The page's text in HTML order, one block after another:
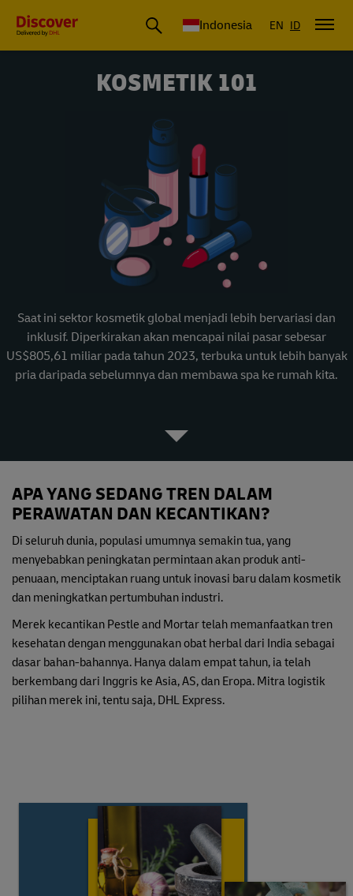
DHL Express Indonesia Indonesia EN ID
KOSMETIK 101
Saat ini sektor kosmetik global menjadi lebih bervariasi dan
inklusif. Diperkirakan akan mencapai nilai pasar sebesar
US$805,61 miliar pada tahun 2023, terbuka untuk lebih banyak
pria daripada sebelumnya dan membawa spa ke rumah kita.
APA YANG SEDANG TREN DALAM
PERAWATAN DAN KECANTIKAN?
Di seluruh dunia, populasi umumnya semakin tua, yang
menyebabkan peningkatan permintaan akan produk anti-
penuaan, menciptakan ruang untuk inovasi baru dalam kosmetik
dan meningkatkan pertumbuhan industri.
Merek kecantikan Pestle and Mortar telah memanfaatkan tren
kesehatan dengan menggunakan obat herbal dari India sebagai
dasar bahan-bahannya. Hanya dalam empat tahun, ia telah
berkembang dari Inggris ke Asia, AS, dan Eropa. Mitra logistik
pilihan merek ini, tentu saja, DHL Express.